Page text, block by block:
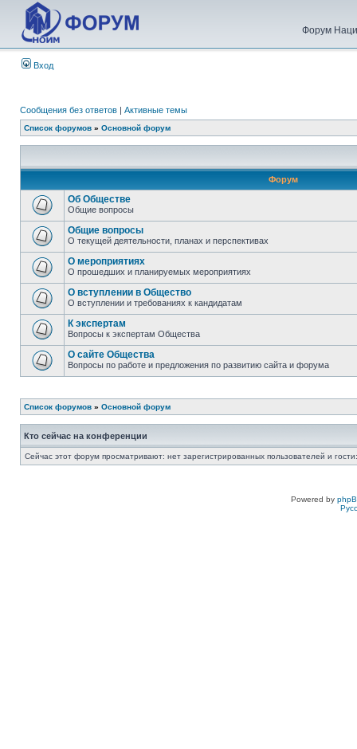
Форум
Вход
Сообщения без ответов | Активные темы
Список форумов » Основной форум
Форум
Об Обществе
Общие вопросы
Общие вопросы
О текущей деятельности, планах и перспективах
О мероприятиях
О прошедших и планируемых мероприятиях
О вступлении в Общество
О вступлении и требованиях к кандидатам
К экспертам
Вопросы к экспертам Общества
О сайте Общества
Вопросы по работе и предложения по развитию сайта и форума
Список форумов » Основной форум
Кто сейчас на конференции
Сейчас этот форум просматривают: нет зарегистрированных пользователей и
Powered by